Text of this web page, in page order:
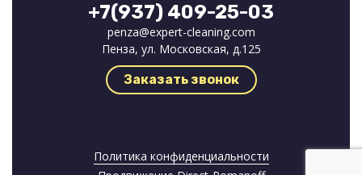
+7(937) 409-25-03
penza@expert-cleaning.com
Пенза, ул. Московская, д.125
Заказать звонок
Политика конфиденциальности